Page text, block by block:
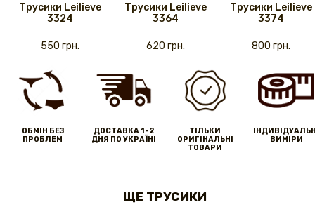
Трусики Leilieve
3324
550 грн.
Трусики Leilieve
3364
620 грн.
Трусики Leilieve
3374
800 грн.
ОБМІН БЕЗ
ПРОБЛЕМ
ДОСТАВКА 1-2
ДНЯ ПО УКРАЇНІ
ТІЛЬКИ
ОРИГІНАЛЬНІ
ТОВАРИ
ВИМІРИ
ЩЕ ТРУСИКИ